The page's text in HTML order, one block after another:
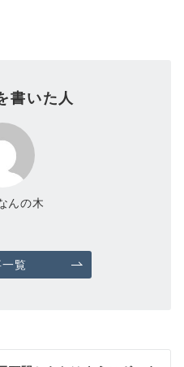
書いた人
んの木
覧